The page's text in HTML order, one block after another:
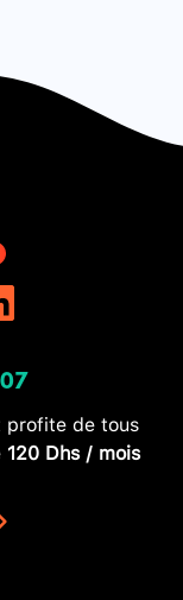
profite de tous
120 Dhs / mois